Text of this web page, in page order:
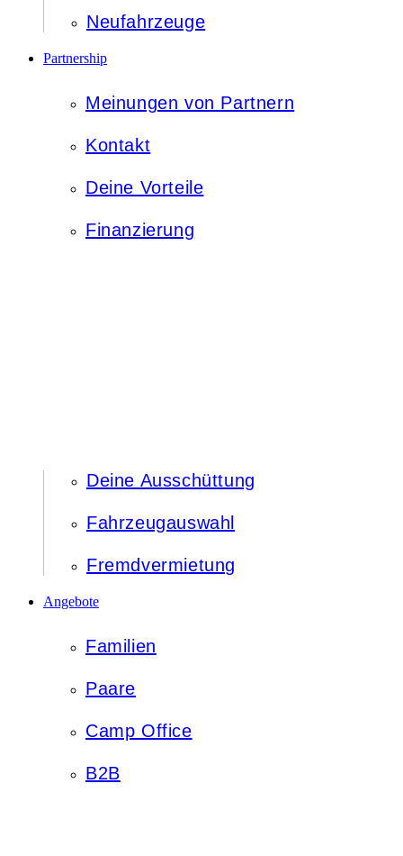
Neufahrzeuge
Partnership
Meinungen von Partnern
Kontakt
Deine Vorteile
Finanzierung
Deine Ausschüttung
Fahrzeugauswahl
Fremdvermietung
Angebote
Familien
Paare
Camp Office
B2B